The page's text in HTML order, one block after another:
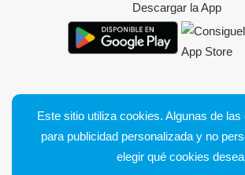
Descargar la App
Bluetens. Tous droits
Condiciones generales de
Notas legales
Este sitio utiliza cookies. Algunas de
para publicidad personalizada y no
elegir qué cookies